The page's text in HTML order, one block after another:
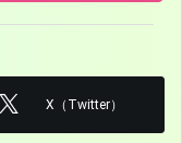
X（Twitter）